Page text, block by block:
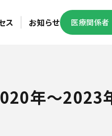
ス お知らせ 医療関係者
年～2023